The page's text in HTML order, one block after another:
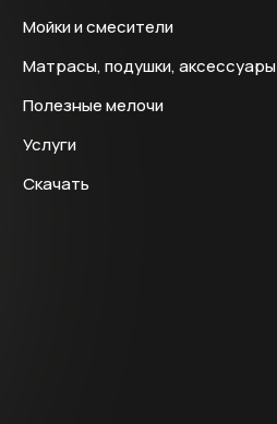
Мойки и смесители
Матрасы, подушки, аксессуары
Полезные мелочи
Услуги
Скачать